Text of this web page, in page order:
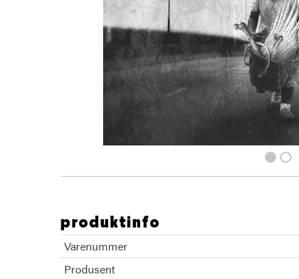
produktinfo
Varenummer
Produsent